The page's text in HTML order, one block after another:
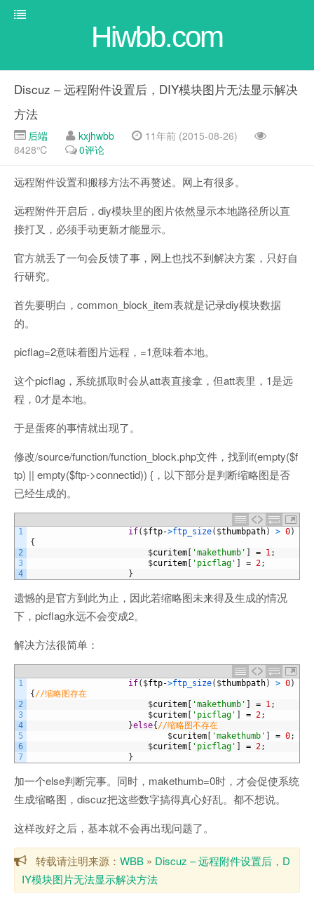
Hiwbb.com
Discuz – 远程附件设置后，DIY模块图片无法显示解决
方法
后端 kxjhwbb
11年前 (2015-08-26)
8428℃
0评论
远程附件设置和搬移方法不再赘述。网上有很多。
远程附件开启后，diy模块里的图片依然显示本地路径所以直
接打叉，必须手动更新才能显示。
官方就丢了一句会反馈了事，网上也找不到解决方案，只好自
行研究。
首先要明白，common_block_item表就是记录diy模块数据
的。
picflag=2意味着图片远程，=1意味着本地。
这个picflag，系统抓取时会从att表直接拿，但att表里，1是远
程，0才是本地。
于是蛋疼的事情就出现了。
修改/source/function/function_block.php文件，找到if(empty($f
tp) || empty($ftp->connectid)) {，以下部分是判断缩略图是否
已经生成的。
1
2
3
4
if( $ftp->ftp_size( $thumbpath) > 0)
{
$curitem 'makethumb' = 1;
$curitem 'picflag' = 2;
}
遗憾的是官方到此为止，因此若缩略图未来得及生成的情况
下，picflag永远不会变成2。
解决方法很简单：
1
2
3
4
5
6
7
if( $ftp->ftp_size( $thumbpath) > 0)
{ //缩略图存在
$curitem 'makethumb' = 1;
$curitem 'picflag' = 2;
}else{ //缩略图不存在
$curitem 'makethumb' = 0;
$curitem 'picflag' = 2;
}
加一个else判断完事。同时，makethumb=0时，才会促使系统
生成缩略图，discuz把这些数字搞得真心好乱。都不想说。
这样改好之后，基本就不会再出现问题了。
转载请注明来源： WBB » Discuz – 远程附件设置后，D
IY模块图片无法显示解决方法